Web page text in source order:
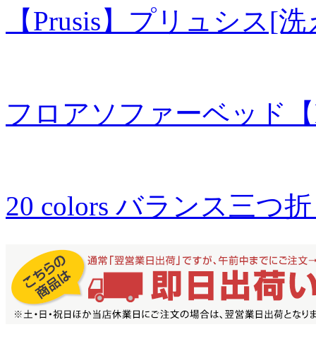
【Prusis】プリュシス[
フロアソファーベッド
20 colors バランス三つ